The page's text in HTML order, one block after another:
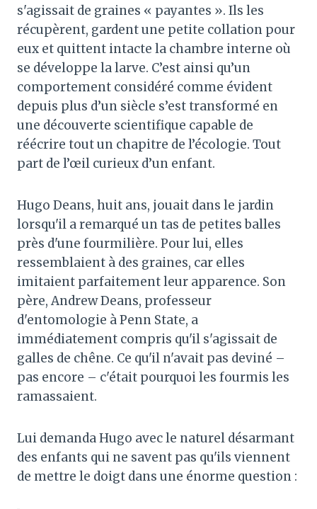
s'agissait de graines « payantes ». Ils les
récupèrent, gardent une petite collation pour
eux et quittent intacte la chambre interne où
se développe la larve. C’est ainsi qu’un
comportement considéré comme évident
depuis plus d’un siècle s’est transformé en
une découverte scientifique capable de
réécrire tout un chapitre de l’écologie. Tout
part de l’œil curieux d’un enfant.
Hugo Deans, huit ans, jouait dans le jardin
lorsqu'il a remarqué un tas de petites balles
près d'une fourmilière. Pour lui, elles
ressemblaient à des graines, car elles
imitaient parfaitement leur apparence. Son
père, Andrew Deans, professeur
d'entomologie à Penn State, a
immédiatement compris qu'il s'agissait de
galles de chêne. Ce qu'il n'avait pas deviné –
pas encore – c'était pourquoi les fourmis les
ramassaient.
Lui demanda Hugo avec le naturel désarmant
des enfants qui ne savent pas qu'ils viennent
de mettre le doigt dans une énorme question :